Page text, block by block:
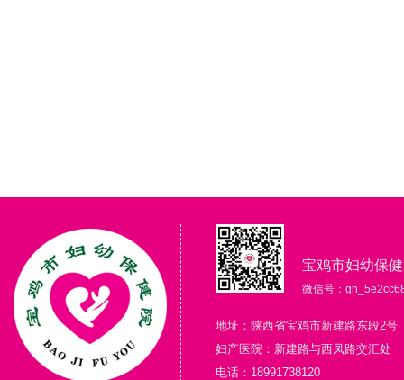
宝鸡市妇幼保
微信号：
地址：陕西省宝鸡市新建路东段2号
妇产医院：新建路与西凤路交汇处
电话：18991738120